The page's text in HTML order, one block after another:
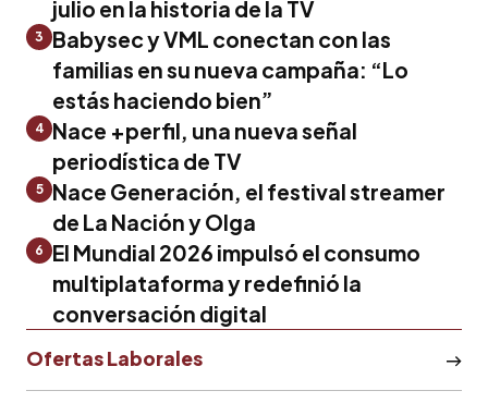
julio en la historia de la TV
3
Babysec y VML conectan con las
familias en su nueva campaña: “Lo
estás haciendo bien”
4 Nace +perfil, una nueva señal
periodística de TV
5
Nace Generación, el festival streamer
de La Nación y Olga
6
El Mundial 2026 impulsó el consumo
multiplataforma y redefinió la
conversación digital
Ofertas Laborales